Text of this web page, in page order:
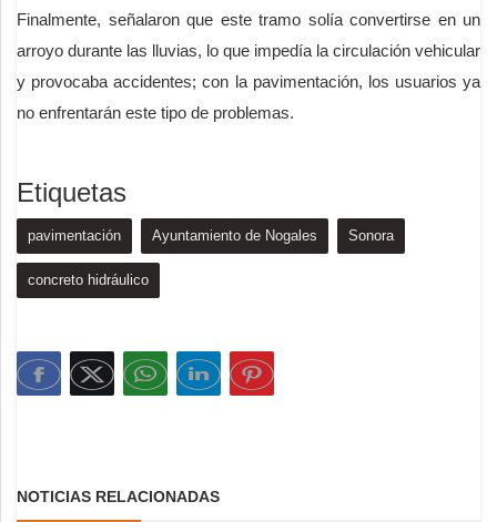
Finalmente, señalaron que este tramo solía convertirse en un
arroyo durante las lluvias, lo que impedía la circulación vehicular
y provocaba accidentes; con la pavimentación, los usuarios ya
no enfrentarán este tipo de problemas.
Etiquetas
pavimentación Ayuntamiento de Nogales Sonora
concreto hidráulico
NOTICIAS RELACIONADAS